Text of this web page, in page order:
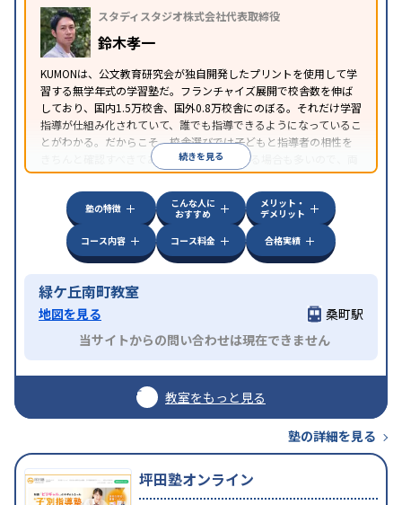
スタディスタジオ株式会社代表取締役
鈴木孝一
KUMONは、公文教育研究会が独自開発したプリントを使用して学
習する無学年式の学習塾だ。フランチャイズ展開で校舎数を伸ば
しており、国内1.5万校舎、国外0.8万校舎にのぼる。それだけ学習
指導が仕組み化されていて、誰でも指導できるようになっているこ
とがわかる。だからこそ、校舎選びでは子どもと指導者の相性を
きちんと確認すべきである。近所に2校舎ある場合も多いので、両
方見学してみることをオススメする。
続きを見る
塾の特徴
こんな人に
おすすめ
メリット・
デメリット
コース内容
コース料金 合格実績
緑ケ丘南町教室
地図を見る
桑町駅
当サイトからの問い合わせは現在できません
教室をもっと見る
塾の詳細を見る
坪田塾オンライン